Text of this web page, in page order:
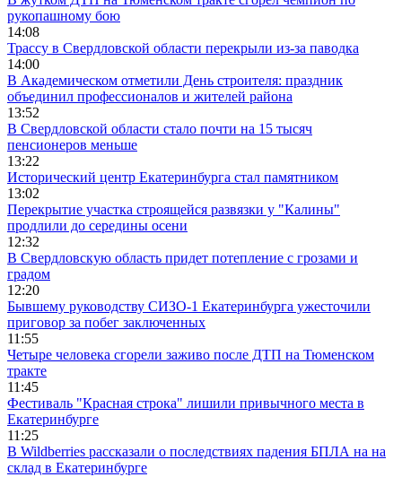
рукопашному бою
14:08
Трассу в Свердловской области перекрыли из-за паводка
14:00
В Академическом отметили День строителя: праздник
объединил профессионалов и жителей района
13:52
В Свердловской области стало почти на 15 тысяч
пенсионеров меньше
13:22
Исторический центр Екатеринбурга стал памятником
13:02
Перекрытие участка строящейся развязки у "Калины"
продлили до середины осени
12:32
В Свердловскую область придет потепление с грозами и
градом
12:20
Бывшему руководству СИЗО-1 Екатеринбурга ужесточили
приговор за побег заключенных
11:55
Четыре человека сгорели заживо после ДТП на Тюменском
тракте
11:45
Фестиваль "Красная строка" лишили привычного места в
Екатеринбурге
11:25
В Wildberries рассказали о последствиях падения БПЛА на на
склад в Екатеринбурге